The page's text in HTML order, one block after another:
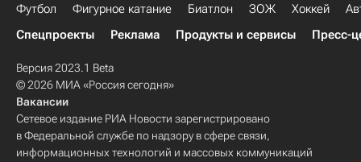
Футбол Фигурное катание Биатлон ЗОЖ Хоккей
Спецпроекты
Реклама Продукты и сервисы Пресс-
Версия 2023.1 Beta
© 2026 МИА «Россия сегодня»
Вакансии
Сетевое издание РИА Новости зарегистрировано
в Федеральной службе по надзору в сфере связи,
информационных технологий и массовых коммуникаций